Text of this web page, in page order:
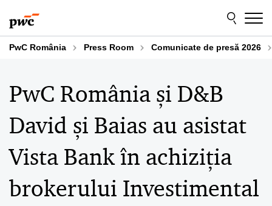
to
content
to
footer
PwC România Press Room Comunicate de presă 2026
PwC România și D&B
David și Baias au asistat
Vista Bank în achiziția
brokerului Investimental